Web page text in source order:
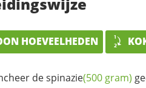
HOEVEELHEDEN
despinazie(500 gram)